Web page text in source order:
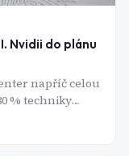
Nvidii do plánu
napříč celou
% techniky
k dominanci,